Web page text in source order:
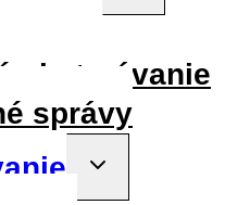
menu
obstarávanie
správy
Toggle
menu